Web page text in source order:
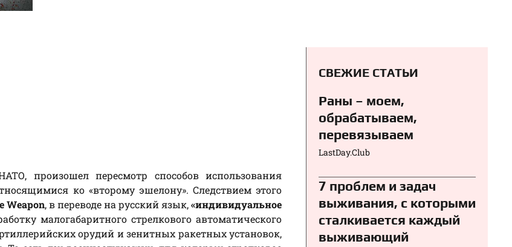
произошел пересмотр способов использования
ко «второму эшелону». Следствием этого
Weapon, в переводе на русский язык,«индивидуальное
малогабаритного стрелкового автоматического
орудий и зенитных ракетных установок,
СВЕЖИЕ СТАТЬИ
Раны – моем,
обрабатываем,
перевязываем⁠⁠
LastDay.Club
7 проблем и задач
выживания, с которыми
сталкивается каждый
выживающий